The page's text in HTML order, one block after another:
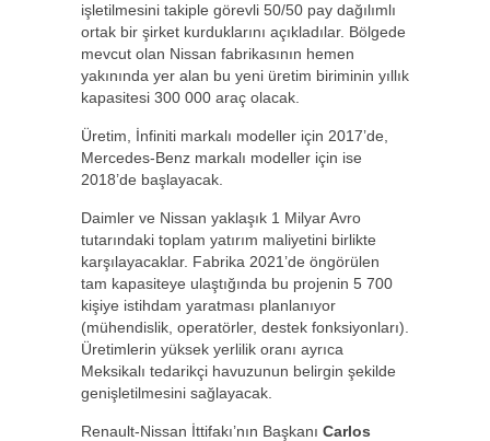
işletilmesini takiple görevli 50/50 pay dağılımlı
ortak bir şirket kurduklarını açıkladılar. Bölgede
mevcut olan Nissan fabrikasının hemen
yakınında yer alan bu yeni üretim biriminin yıllık
kapasitesi 300 000 araç olacak.
Üretim, İnfiniti markalı modeller için 2017’de,
Mercedes-Benz markalı modeller için ise
2018’de başlayacak.
Daimler ve Nissan yaklaşık 1 Milyar Avro
tutarındaki toplam yatırım maliyetini birlikte
karşılayacaklar. Fabrika 2021’de öngörülen
tam kapasiteye ulaştığında bu projenin 5 700
kişiye istihdam yaratması planlanıyor
(mühendislik, operatörler, destek fonksiyonları).
Üretimlerin yüksek yerlilik oranı ayrıca
Meksikalı tedarikçi havuzunun belirgin şekilde
genişletilmesini sağlayacak.
Renault-Nissan İttifakı’nın Başkanı Carlos